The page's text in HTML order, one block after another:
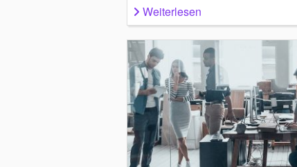
Weiterlesen